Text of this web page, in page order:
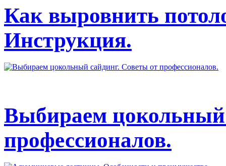
Как выровнить
Инструкция.
Выбираем цокольный
профессионалов.